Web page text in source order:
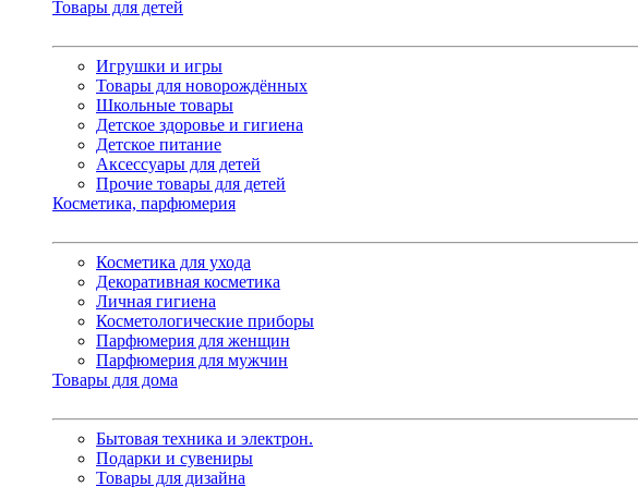
Товары для детей
Игрушки и игры
Товары для новорождённых
Школьные товары
Детское здоровье и гигиена
Детское питание
Аксессуары для детей
Прочие товары для детей
Косметика, парфюмерия
Косметика для ухода
Декоративная косметика
Личная гигиена
Косметологические приборы
Парфюмерия для женщин
Парфюмерия для мужчин
Товары для дома
Бытовая техника и электрон.
Подарки и сувениры
Товары для дизайна